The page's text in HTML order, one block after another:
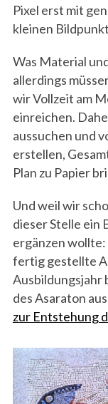
Pixel erst mit
kleinen
Was Material
allerdings
wir Vollzeit am
einreichen.
aussuchen und
erstellen,
Plan zu Papier
Und weil wir
dieser Stelle ein
ergänzen wollte:
fertig gestellte
Ausbildungsjahr
des Asaraton
zur Entstehung